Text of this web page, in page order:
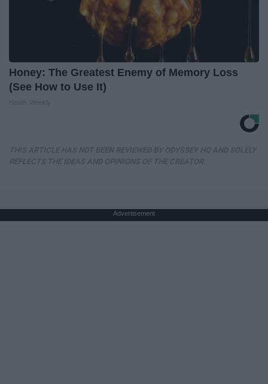
Honey: The Greatest Enemy of Memory Loss
(See How to Use It)
Advertisement